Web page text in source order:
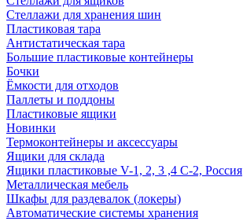
Стеллажи для хранения шин
Пластиковая тара
Антистатическая тара
Большие пластиковые контейнеры
Бочки
Ёмкости для отходов
Паллеты и поддоны
Пластиковые ящики
Новинки
Термоконтейнеры и аксессуары
Ящики для склада
Ящики пластиковые V-1, 2, 3 ,4 С-2, Россия
Металлическая мебель
Шкафы для раздевалок (локеры)
Автоматические системы хранения